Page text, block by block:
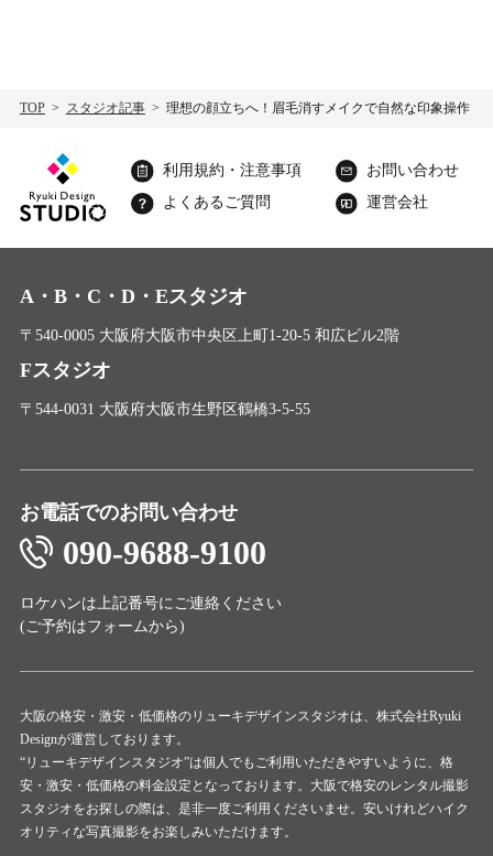
TOP スタジオ記事 理想の顔立ちへ！眉毛消すメイクで自然な印象操作
利用規約・注意事項
よくあるご質問
お問い合わせ
運営会社
A・B・C・D・Eスタジオ
〒540-0005 大阪府大阪市中央区上町1-20-5 和広ビル2階
Fスタジオ
〒544-0031 大阪府大阪市生野区鶴橋3-5-55
お電話でのお問い合わせ
090-9688-9100
ロケハンは上記番号にご連絡ください
(ご予約はフォームから)
大阪の格安・激安・低価格のリューキデザインスタジオは、株式会社Ryuki
Designが運営しております。
“リューキデザインスタジオ”は個人でもご利用いただきやすいように、格
安・激安・低価格の料金設定となっております。大阪で格安のレンタル撮影
スタジオをお探しの際は、是非一度ご利用くださいませ。安いけれどハイク
オリティな写真撮影をお楽しみいただけます。